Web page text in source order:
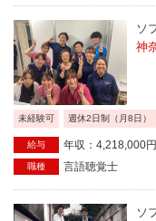
ソ
神
未経験可 週休2日制（月8日）
給与 年収：4,218,000
職種 言語聴覚士
ソ